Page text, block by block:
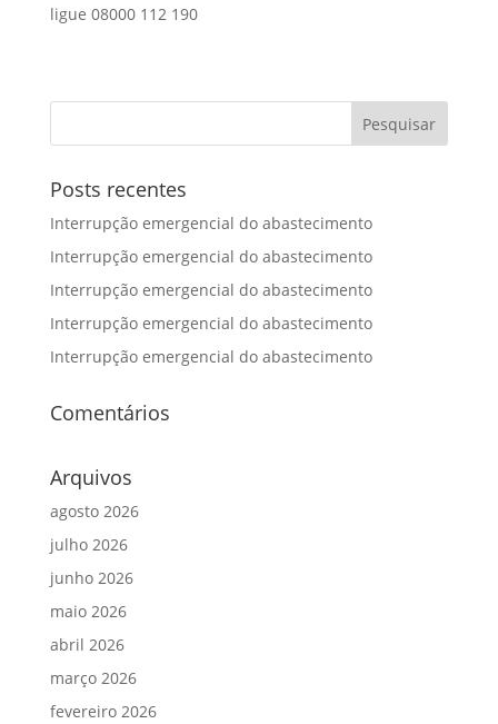
ligue 08000 112 190
Posts recentes
Interrupção emergencial do abastecimento
Interrupção emergencial do abastecimento
Interrupção emergencial do abastecimento
Interrupção emergencial do abastecimento
Interrupção emergencial do abastecimento
Comentários
Arquivos
agosto 2026
julho 2026
junho 2026
maio 2026
abril 2026
março 2026
fevereiro 2026